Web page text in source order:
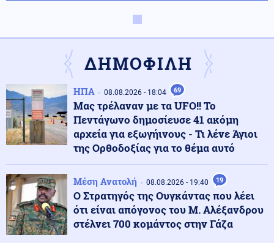
Αθλητισμός
Παγκόσμιο Κ20: Ασημένιο μετάλλιο για τη Ρούσου στα
800 μέτρα
Κοινωνία 09.08.2026 - 09:50
Σχολεία: Τι «φέρνει» το πολλαπλό βιβλίο – Οι
εκκρεμότητες και τα επόμενα βήματα
ΗΠΑ 09.08.2026 - 09:47
Πυρετός στο αμερικανικό Πεντάγωνο: Πιέσεις για νέα
όπλα - Στερεύουν τα αποθέματα
ΔΗΜΟΦΙΛΗ
ΗΠΑ 08.08.2026 - 18:04 69
Μας τρέλαναν με τα UFO!! Το
Πεντάγωνο δημοσίευσε 41 ακόμη
αρχεία για εξωγήινους - Τι λένε Άγιοι
της Ορθοδοξίας για το θέμα αυτό
Μέση Ανατολή 08.08.2026 - 19:40 19
Ο Στρατηγός της Ουγκάντας που λέει
ότι είναι απόγονος του Μ. Αλέξανδρου
στέλνει 700 κομάντος στην Γάζα